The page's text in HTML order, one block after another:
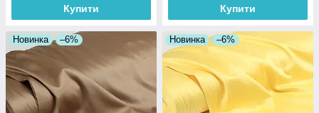
Купити Купити
Новинка –6% Новинка –6%